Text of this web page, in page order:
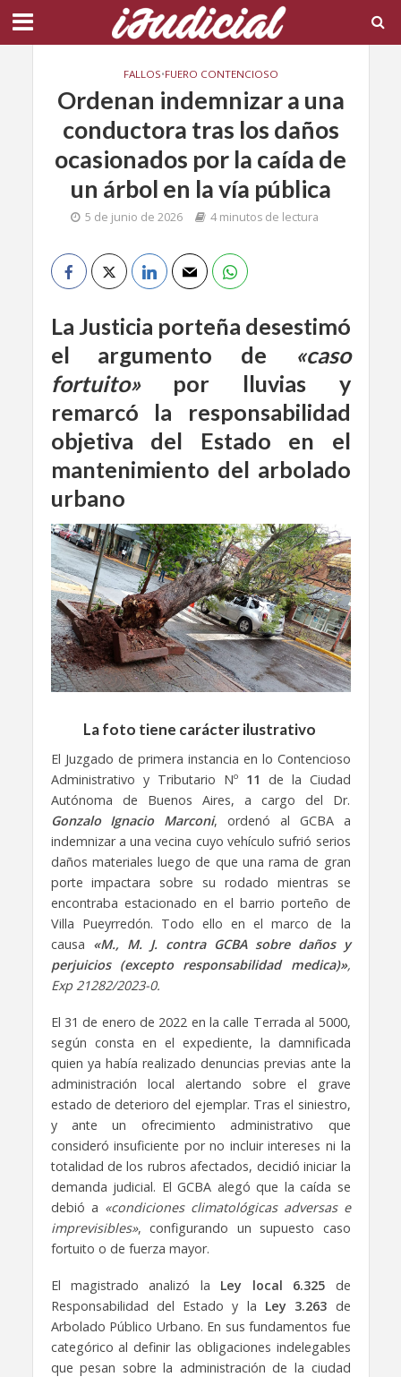
FALLOS•FUERO CONTENCIOSO
Ordenan indemnizar a una
conductora tras los daños
ocasionados por la caída de
un árbol en la vía pública
5 de junio de 2026 4 minutos de lectura
​La Justicia porteña desestimó
el argumento de
«caso
fortuito»por lluvias y
remarcó la responsabilidad
objetiva del Estado en el
mantenimiento del arbolado
urbano
La foto tiene carácter ilustrativo
El Juzgado de primera instancia en lo Contencioso
Administrativo y Tributario Nº 11 de la Ciudad
Autónoma de Buenos Aires, a cargo del Dr.
Gonzalo Ignacio Marconi, ordenó al GCBA a
indemnizar a una vecina cuyo vehículo sufrió serios
daños materiales luego de que una rama de gran
porte impactara sobre su rodado mientras se
encontraba estacionado en el barrio porteño de
Villa Pueyrredón. Todo ello en el marco de la
causa «M., M. J. contra GCBA sobre daños y
perjuicios (excepto responsabilidad medica)»,
Exp 21282/2023-0.
El 31 de enero de 2022 en la calle Terrada al 5000,
según consta en el expediente, la damnificada
quien ya había realizado denuncias previas ante la
administración local alertando sobre el grave
estado de deterioro del ejemplar. Tras el siniestro,
y ante un ofrecimiento administrativo que
consideró insuficiente por no incluir intereses ni la
totalidad de los rubros afectados, decidió iniciar la
demanda judicial. El GCBA alegó que la caída se
debió a «condiciones climatológicas adversas e
imprevisibles», configurando un supuesto caso
fortuito o de fuerza mayor.
El magistrado analizó la Ley local 6.325 de
Responsabilidad del Estado y la Ley 3.263 de
Arbolado Público Urbano. En sus fundamentos fue
categórico al definir las obligaciones indelegables
que pesan sobre la administración de la ciudad